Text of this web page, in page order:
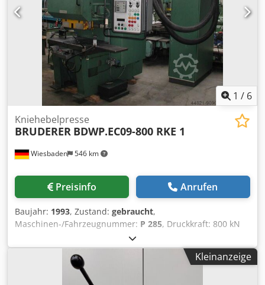
1 / 6
Wiesbaden 546 km
Kniehebelpresse
BRUDERER BDWP.EC09-800 RKE 1
Preisinfo Anrufen
Baujahr: 1993, Zustand: gebraucht,
Maschinen-/Fahrzeugnummer: P 285, Druckkraft: 800 kN
Tischgroesse: 600 x 900 mm Platzbedarf: 1150 x 1900 x
2700 mm Dcjdpe N D Ansfx Ab Usk Gewicht: 6000 kg
Kleinanzeige